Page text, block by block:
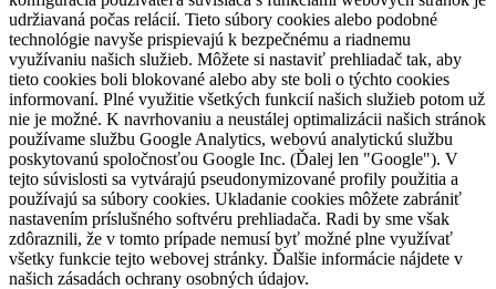
udržiavaná počas relácií. Tieto súbory cookies alebo podobné
technológie navyše prispievajú k bezpečnému a riadnemu
využívaniu našich služieb. Môžete si nastaviť prehliadač tak, aby
tieto cookies boli blokované alebo aby ste boli o týchto cookies
informovaní. Plné využitie všetkých funkcií našich služieb potom už
nie je možné. K navrhovaniu a neustálej optimalizácii našich stránok
používame službu Google Analytics, webovú analytickú službu
poskytovanú spoločnosťou Google Inc. (Ďalej len "Google"). V
tejto súvislosti sa vytvárajú pseudonymizované profily použitia a
používajú sa súbory cookies. Ukladanie cookies môžete zabrániť
nastavením príslušného softvéru prehliadača. Radi by sme však
zdôraznili, že v tomto prípade nemusí byť možné plne využívať
všetky funkcie tejto webovej stránky. Ďalšie informácie nájdete v
našich zásadách ochrany osobných údajov.